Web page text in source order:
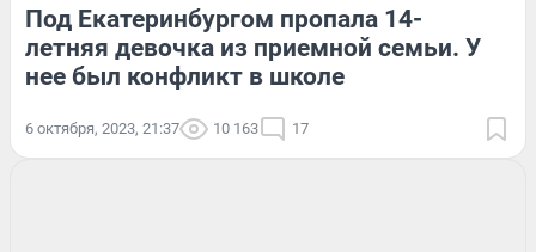
Под Екатеринбургом пропала 14-
летняя девочка из приемной семьи. У
нее был конфликт в школе
6 октября, 2023, 21:37 10 163 17